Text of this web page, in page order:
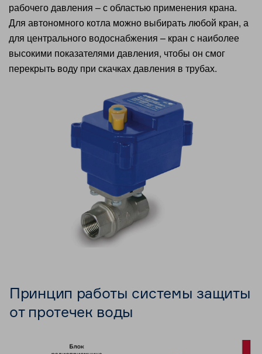
рабочего давления – с областью применения крана.
Для автономного котла можно выбирать любой кран, а
для центрального водоснабжения – кран с наиболее
высокими показателями давления, чтобы он смог
перекрыть воду при скачках давления в трубах.
Принцип работы системы защиты
от протечек воды